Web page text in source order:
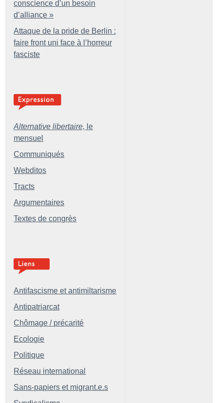
conscience d’un besoin
d’alliance »
Attaque de la pride de Berlin :
faire front uni face à l’horreur
fasciste
Alternative libertaire, le
mensuel
Communiqués
Webditos
Tracts
Argumentaires
Textes de congrès
Antifascisme et antimiltarisme
Antipatriarcat
Chômage / précarité
Ecologie
Politique
Réseau international
Sans-papiers et migrant.e.s